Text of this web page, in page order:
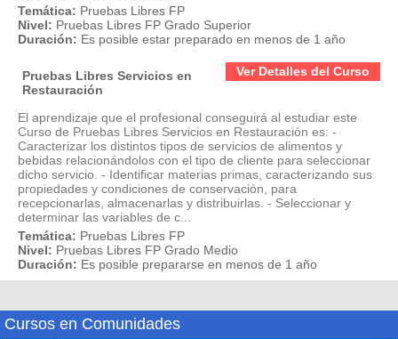
Temática: Pruebas Libres FP
Nivel: Pruebas Libres FP Grado Superior
Duración: Es posible estar preparado en menos de 1 año
Ver Detalles del Curso
Pruebas Libres Servicios en
Restauración
El aprendizaje que el profesional conseguirá al estudiar este
Curso de Pruebas Libres Servicios en Restauración es: -
Caracterizar los distintos tipos de servicios de alimentos y
bebidas relacionándolos con el tipo de cliente para seleccionar
dicho servicio. - Identificar materias primas, caracterizando sus
propiedades y condiciones de conservación, para
recepcionarlas, almacenarlas y distribuirlas. - Seleccionar y
determinar las variables de c...
Temática: Pruebas Libres FP
Nivel: Pruebas Libres FP Grado Medio
Duración: Es posible prepararse en menos de 1 año
Cursos en Comunidades